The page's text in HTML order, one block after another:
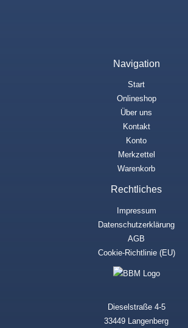
Navigation
Start
Onlineshop
Über uns
Kontakt
Konto
Merkzettel
Warenkorb
Rechtliches
Impressum
Datenschutzerklärung
AGB
Cookie-Richtlinie (EU)
Dieselstraße 4-5
33449 Langenberg